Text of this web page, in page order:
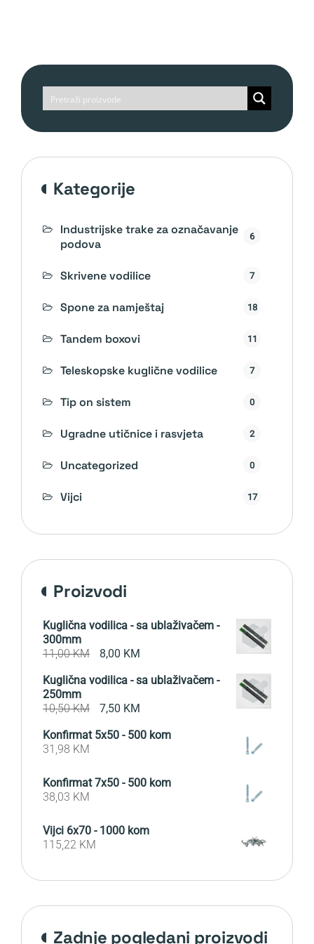
kategorije
Industrijske trake za označavanje
podova
6
Skrivene vodilice 7
Spone za namještaj 18
Tandem boxovi 11
Teleskopske kuglične vodilice 7
Tip on sistem 0
Ugradne utičnice i rasvjeta 2
Uncategorized 0
Vijci 17
proizvodi
Kuglična vodilica - sa ublaživačem -
300mm
11,00KM
Original
was:
8,00 KM
is:
Kuglična vodilica - sa ublaživačem -
250mm
10,50KM
Original
was:
7,50 KM
is:
Konfirmat 5x50 - 500 kom
31,98 KM
Konfirmat 7x50 - 500 kom
38,03 KM
Vijci 6x70 - 1000 kom
115,22 KM
zadnje pogledani proizvodi